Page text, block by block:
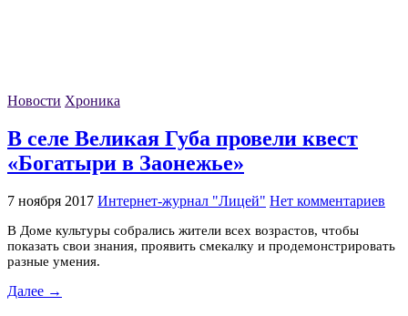
Новости Хроника
В селе Великая Губа провели квест
«Богатыри в Заонежье»
7 ноября 2017 Интернет-журнал "Лицей" Нет комментариев
В Доме культуры собрались жители всех возрастов, чтобы
показать свои знания, проявить смекалку и продемонстрировать
разные умения.
Далее →